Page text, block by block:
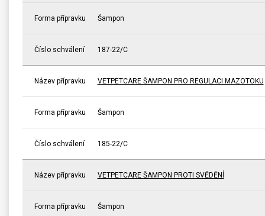
Forma přípravku Šampon
Číslo schválení 187-22/C
Název přípravku VETPETCARE ŠAMPON PRO REGULACI MAZOTOKU
Forma přípravku Šampon
Číslo schválení 185-22/C
Název přípravku VETPETCARE ŠAMPON PROTI SVĚDĚNÍ
Forma přípravku Šampon